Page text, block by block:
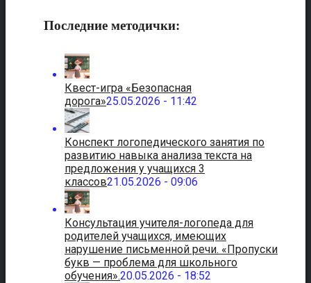
Последние методички:
Квест-игра «Безопасная
дорога»25.05.2026 - 11:42
Конспект логопедического занятия по
развитию навыка анализа текста на
предложения у учащихся 3
классов21.05.2026 - 09:06
Консультация учителя-логопеда для
родителей учащихся, имеющих
нарушение письменной речи. «Пропуски
букв — проблема для школьного
обучения».20.05.2026 - 18:52